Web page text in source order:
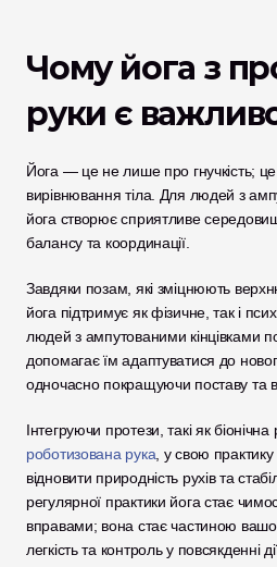
Чому йога з
руки є
Йога — це не лише про гнучкість; це
вирівнювання тіла. Для людей з
йога створює сприятливе
балансу та координації.
Завдяки позам, які зміцнюють
йога підтримує як фізичне, так і
людей з ампутованими кінцівками
допомагає їм адаптуватися до
одночасно покращуючи поставу та
Інтегруючи протези, такі як
роботизована рука , у свою
відновити природність рухів та
регулярної практики йога стає
вправами; вона стає частиною
легкість та контроль у повсякденні